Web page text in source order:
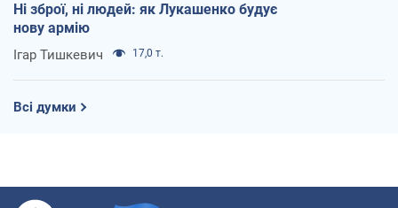
Ні зброї, ні людей: як Лукашенко будує
нову армію
Ігар Тишкевич 17,0 т.
Всі думки